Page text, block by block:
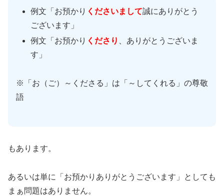
例文「お預かり くださいまして誠にありがとう
ございます」
例文「お預かり くださり
、ありがとうございま
す」
※「お（ご）～くださる」は「～してくれる」の尊敬
語
もあります。
あるいは単に「お預かりありがとうございます」としても
まぁ問題はありません。